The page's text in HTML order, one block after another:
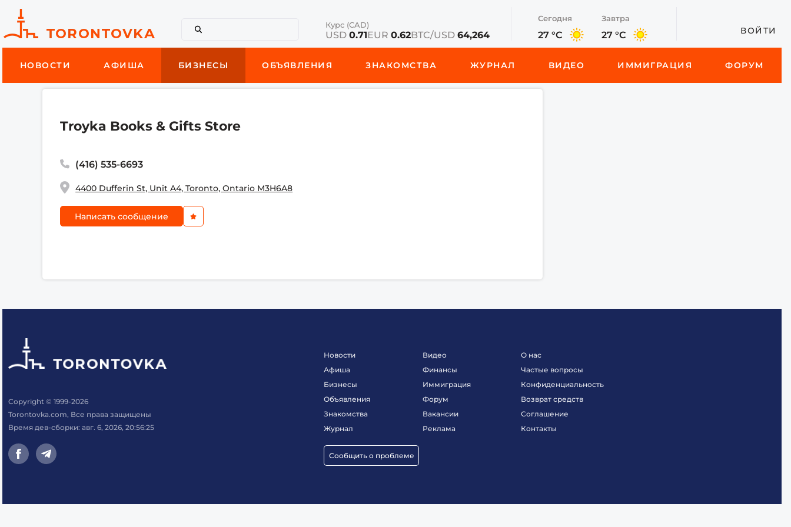
Курс (CAD)
USD 0.71EUR 0.62BTC/USD 64,264
Сегодня
27 °C
Завтра
27 °C ВОЙТИ
НОВОСТИ АФИША БИЗНЕСЫ ОБЪЯВЛЕНИЯ ЗНАКОМСТВА ЖУРНАЛ ВИДЕО ИММИГРАЦИЯ ФОРУМ
Troyka Books & Gifts Store
(416) 535-6693
4400 Dufferin St, Unit A4, Toronto, Ontario M3H6A8
Написать сообщение
Copyright © 1999-2026
Torontovka.com, Все права защищены
Время дев-сборки: авг. 6, 2026, 20:56:25
Новости
Афиша
Бизнесы
Объявления
Знакомства
Журнал
Сообщить о проблеме
Видео
Финансы
Иммиграция
Форум
Вакансии
Реклама
О нас
Частые вопросы
Конфиденциальность
Возврат средств
Соглашение
Контакты